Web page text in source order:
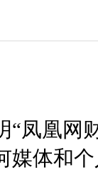
“凤凰
媒体和